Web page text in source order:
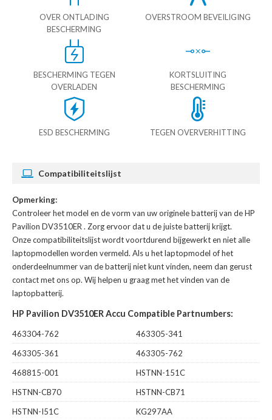
OVER ONTLADING
BESCHERMING
OVERSTROOM BEVEILIGING
BESCHERMING TEGEN
OVERLADEN
KORTSLUITING
BESCHERMING
ESD BESCHERMING TEGEN OVERVERHITTING
Compatibiliteitslijst
Opmerking:
Controleer het model en de vorm van uw originele batterij van de HP
Pavilion DV3510ER. Zorg ervoor dat u de juiste batterij krijgt.
Onze compatibiliteitslijst wordt voortdurend bijgewerkt en niet alle
laptopmodellen worden vermeld. Als u het laptopmodel of het
onderdeelnummer van de batterij niet kunt vinden, neem dan gerust
contact met ons op. Wij helpen u graag met het vinden van de
laptopbatterij.
HP Pavilion DV3510ER Accu Compatible Partnumbers:
463304-762
463305-341
463305-361
463305-762
468815-001
HSTNN-151C
HSTNN-CB70
HSTNN-CB71
HSTNN-I51C
KG297AA